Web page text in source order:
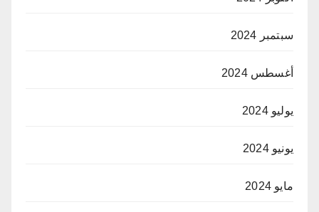
سبتمبر 2024
أغسطس 2024
يوليو 2024
يونيو 2024
مايو 2024